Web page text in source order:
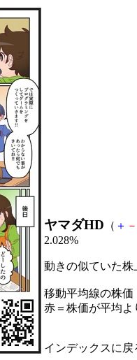
ヤマダHD （ ＋ －
2.028%
動きの似ていた
移動平均線の株価
赤＝株価が平均
インデックスに戻